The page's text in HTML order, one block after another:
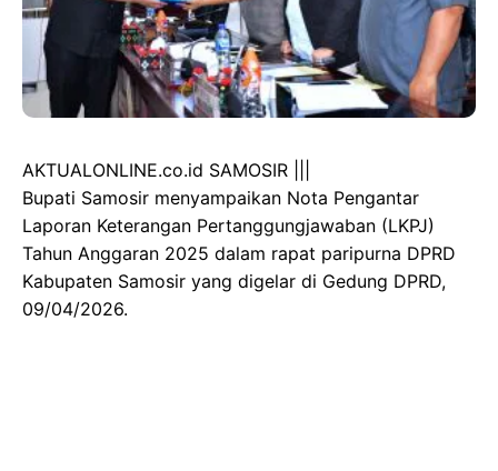
AKTUALONLINE.co.id SAMOSIR |||
Bupati Samosir menyampaikan Nota Pengantar
Laporan Keterangan Pertanggungjawaban (LKPJ)
Tahun Anggaran 2025 dalam rapat paripurna DPRD
Kabupaten Samosir yang digelar di Gedung DPRD,
09/04/2026.